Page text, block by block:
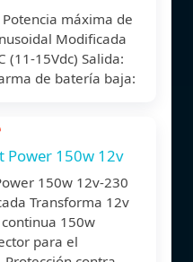
máxima de
Modificada
(11-15Vdc) Salida:
de batería baja:
Power 150w 12v
150w 12v-230
Transforma 12v
continua 150w
para el